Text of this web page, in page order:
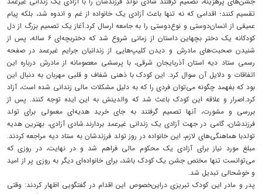
تقسیم کنند؛ اقدامی که نه تنها باعث آزادی یک خانواده از غم و اندوه شد، بلکه پیام
عمیقی از انسان‌دوستی و نوع‌دوستی را به جامعه ارسال کرد.آغاز یک تصمیم بزرگ از دل
کودکانه یک دختر بچهاین داستان از زمانی شروع شد که دختربچه‌ای ۶ ساله، پس از
شنیدن صحبت‌های مادرش و دیدن کلیپ‌هایی از زندانیان جرایم غیرعمد در صفحه
رسمی ستاد دیه استان آذربایجان شرقی، با پرسشی معصومانه از مادرش درباره این
اتفاقات و دلایل آن سوال کرد. این کودک با ذهنی شفاف و قلبی مهربان به دنبال این
بود که بفهمد چگونه می‌توان فردی را که به دلیل مشکلات مالی زندانی شده است، آزاد
کرد.اصرار و علاقه این کودک باعث شد که والدینش به این ایده توجه کنند. پس از
بررسی و مشورت، آنها تصمیم گرفتند به جای خرید هدیه‌ای معمولی برای تولد
فرزندشان، گامی در جهت آزادی یک زندانی غیرعمد بردارند.شادی آزادی، بهترین هدیه
تولدبا هماهنگی‌های لازم، این خانواده در روز تولد فرزندشان به ستاد دیه مراجعه کردند.
مبلغ مورد نیاز برای آزادی یک محکوم مالی فراهم شد و در نهایت، در روزی که
می‌توانست تنها مختص جشن یک کودک باشد، برای خانواده‌ای دیگر به روزی پر از امید
و خوشحالی تبدیل شد.
پدر و مادر این کودک تبریزی دراین‌خصوص این اقدام در گفتگویی اظهار کردند: وقتی